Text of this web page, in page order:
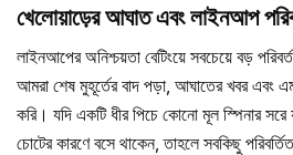
খেলোয়াড়ের আঘাত এবং লাইনআপ
লাইনআপের অনিশ্চয়তা বেটিংয়ে সবচেয়ে বড়
আমরা শেষ মুহূর্তের বাদ পড়া, আঘাতের খবর এবং
করি। যদি একটি ধীর পিচে কোনো মূল স্পিনার
চোটের কারণে বসে থাকেন, তাহলে সবকিছু